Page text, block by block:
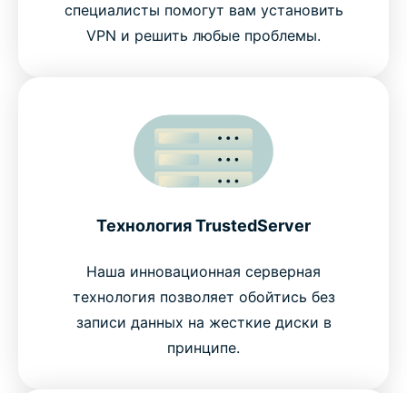
специалисты помогут вам установить
VPN и решить любые проблемы.
Технология TrustedServer
Наша инновационная серверная
технология позволяет обойтись без
записи данных на жесткие диски в
принципе.